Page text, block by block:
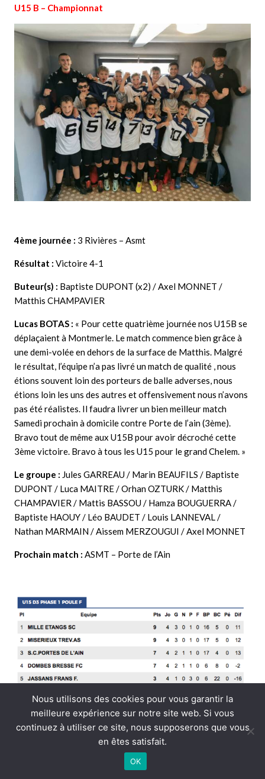
U15 B – Championnat
4ème journée : 3 Rivières – Asmt
Résultat : Victoire 4-1
Buteur(s) : Baptiste DUPONT (x2) / Axel MONNET /
Matthis CHAMPAVIER
Lucas BOTAS : « Pour cette quatrième journée nos U15B se
déplaçaient à Montmerle. Le match commence bien grâce à
une demi-volée en dehors de la surface de Matthis. Malgré
le résultat, l’équipe n’a pas livré un match de qualité , nous
étions souvent loin des porteurs de balle adverses, nous
étions loin les uns des autres et offensivement nous n’avons
pas été réalistes. Il faudra livrer un bien meilleur match
Samedi prochain à domicile contre Porte de l’ain (3ème).
Bravo tout de même aux U15B pour avoir décroché cette
3ème victoire. Bravo à tous les U15 pour le grand Chelem. »
Le groupe : Jules GARREAU / Marin BEAUFILS / Baptiste
DUPONT / Luca MAITRE / Orhan OZTURK / Matthis
CHAMPAVIER / Mattis BASSOU / Hamza BOUGUERRA /
Baptiste HAOUY / Léo BAUDET / Louis LANNEVAL /
Nathan MARMAIN / Aissem MERZOUGUI / Axel MONNET
Prochain match : ASMT – Porte de l’Ain
U15 C – Championnat
Nous utilisons des cookies pour vous garantir la
meilleure expérience sur notre site web. Si vous
continuez à utiliser ce site, nous supposerons que vous
en êtes satisfait.
OK